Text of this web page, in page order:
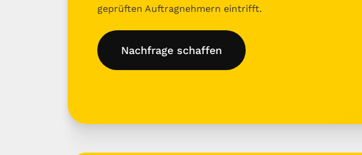
geprüften Auftragnehmern eintrifft.
Nachfrage schaffen